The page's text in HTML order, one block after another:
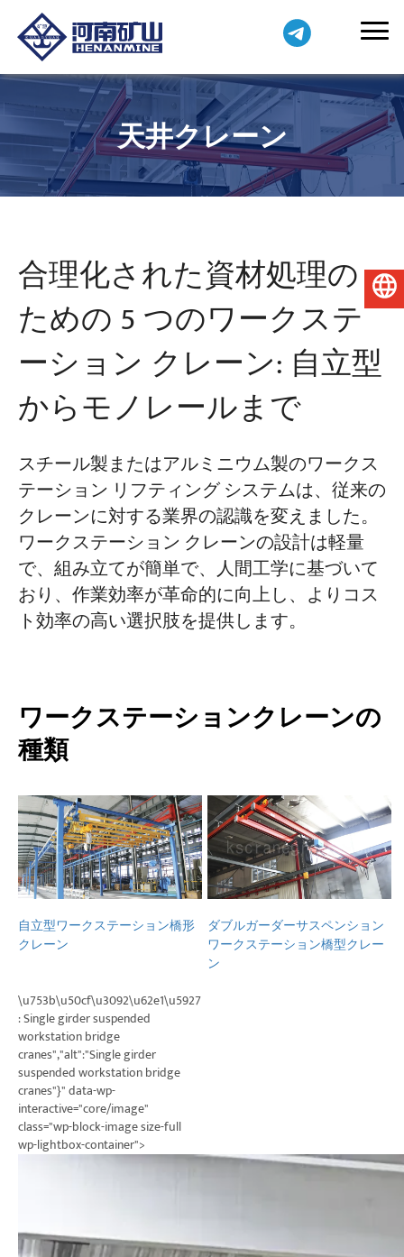
プロジェクト
ブログ
ニュース
アプリケーション
会社概要
お問い合わせ
天井クレーン
合理化された資材処理の
ための 5 つのワークステ
ーション クレーン: 自立型
からモノレールまで
スチール製またはアルミニウム製のワークス
テーション リフティング システムは、従来の
クレーンに対する業界の認識を変えました。
ワークステーション クレーンの設計は軽量
で、組み立てが簡単で、人間工学に基づいて
おり、作業効率が革命的に向上し、よりコス
ト効率の高い選択肢を提供します。
ワークステーションクレーンの
種類
自立型ワークステーション橋形
クレーン
ダブルガーダーサスペンション
ワークステーション橋型クレー
ン
\u753b\u50cf\u3092\u62e1\u5927
: Single girder suspended
workstation bridge
cranes","alt":"Single girder
suspended workstation bridge
cranes"}" data-wp-
interactive="core/image"
class="wp-block-image size-full
wp-lightbox-container">
日本語